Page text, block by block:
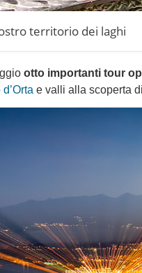
territorio dei laghi
otto importanti tour
d’Orta e valli alla scoperta